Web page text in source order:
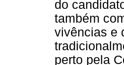
do
também
vivências e
perto pela